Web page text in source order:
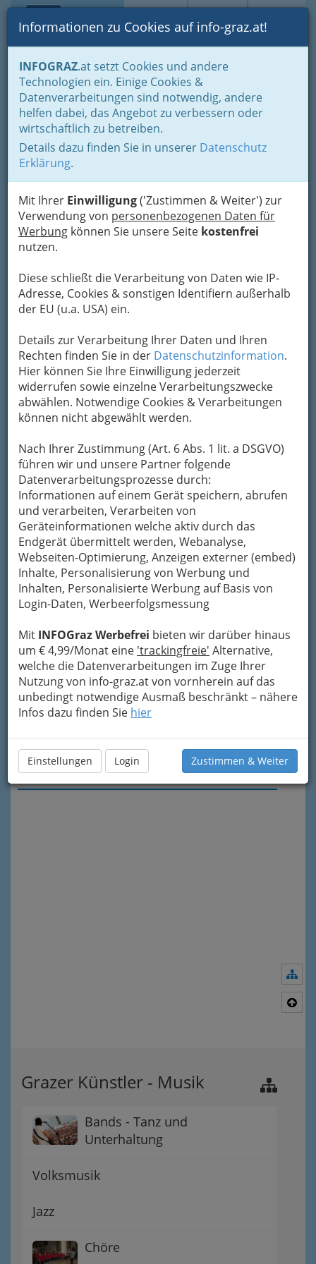
Suche Login Toggle
Informationen zu Cookies auf info-graz.at!
INFOGRAZ.at setzt Cookies und andere
Technologien ein. Einige Cookies &
Datenverarbeitungen sind notwendig, andere
helfen dabei, das Angebot zu verbessern oder
wirtschaftlich zu betreiben.
Details dazu finden Sie in unserer Datenschutz
Erklärung.
Mit Ihrer Einwilligung('Zustimmen & Weiter') zur
Verwendung von personenbezogenen Daten für
Werbung können Sie unsere Seite kostenfrei
nutzen.
Diese schließt die Verarbeitung von Daten wie IP-
Adresse, Cookies & sonstigen Identifiern außerhalb
der EU (u.a. USA) ein.
Details zur Verarbeitung Ihrer Daten und Ihren
Rechten finden Sie in der Datenschutzinformation.
Hier können Sie Ihre Einwilligung jederzeit
widerrufen sowie einzelne Verarbeitungszwecke
abwählen. Notwendige Cookies & Verarbeitungen
können nicht abgewählt werden.
Nach Ihrer Zustimmung (Art. 6 Abs. 1 lit. a DSGVO)
führen wir und unsere Partner folgende
Datenverarbeitungsprozesse durch:
Informationen auf einem Gerät speichern, abrufen
und verarbeiten, Verarbeiten von
Geräteinformationen welche aktiv durch das
Endgerät übermittelt werden, Webanalyse,
Webseiten-Optimierung, Anzeigen externer (embed)
Inhalte, Personalisierung von Werbung und
Inhalten, Personalisierte Werbung auf Basis von
Login-Daten, Werbeerfolgsmessung
Mit INFOGraz Werbefrei bieten wir darüber hinaus
um € 4,99/Monat eine 'trackingfreie' Alternative,
welche die Datenverarbeitungen im Zuge Ihrer
Nutzung von info-graz.at von vornherein auf das
unbedingt notwendige Ausmaß beschränkt – nähere
Infos dazu finden Sie hier
Einstellungen Login Zustimmen & Weiter
Home Branchen Kultur Künstler und Künstlerinnen
Geigenspieler / Geigenspielernnen, ViolinIsten / ViolinIstinnen
Mag. art. Isabella Oswald
Am Rehgrund 12, 8054 Seiersberg
Karte
Adresse mit Google Maps anschauen
Kontaktaufnahme
Um die Info-Graz Firmen
bewahren, verwenden wir an dieser Stelle zur
Übermittlung Ihrer Nachricht ein sicheres
Formular. Ihre Nachricht wird nach dem
Absenden umgehend per Mail an das
Unternehmen Mag. art. Isabella Oswald
weitergeleitet.
Meine Email Adresse
Mein Betreff
Meine Nachricht
Meine Nachricht senden
Grazer Künstler - Musik
Bands - Tanz und
Unterhaltung
Volksmusik
Jazz
Chöre